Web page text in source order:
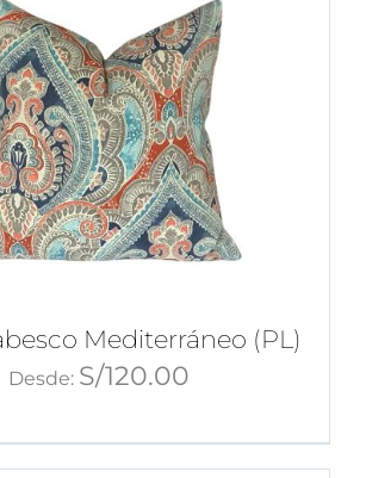
Mediterráneo (PL)
Desde: S/120.00